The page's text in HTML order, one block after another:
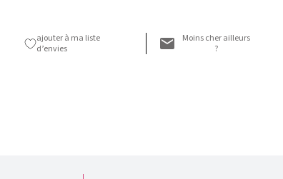
ajouter à ma liste
d’envies
Moins cher ailleurs
?